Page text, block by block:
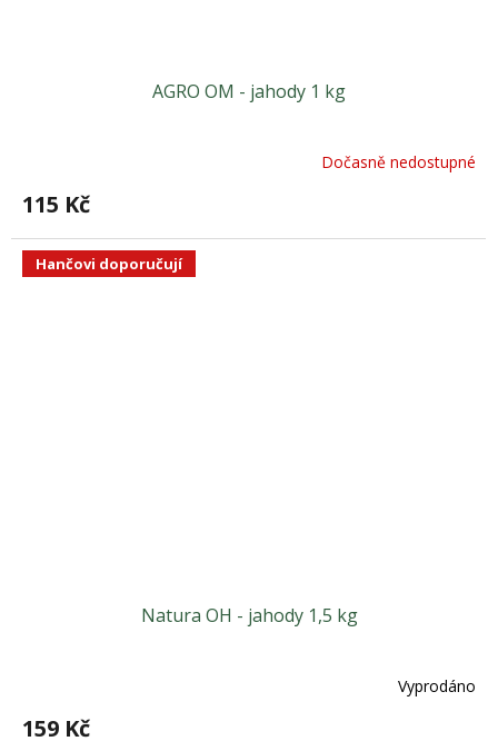
AGRO OM - jahody 1 kg
Dočasně nedostupné
115 Kč
Hančovi doporučují
Natura OH - jahody 1,5 kg
Vyprodáno
159 Kč